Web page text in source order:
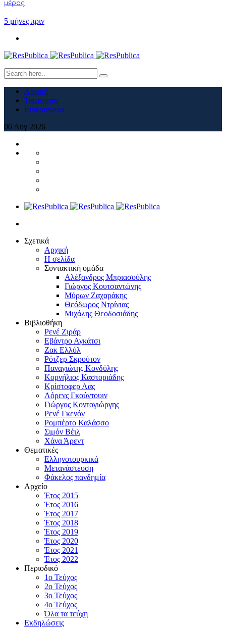
μέρος
5 μήνες πριν
Αρχική
Ταυτότητα
Επικοινωνία
06Αυγ 2026
Σχετικά
Αρχική
Η σελίδα
Συντακτική ομάδα
Αλέξανδρος Μπριασούλης
Γιώργος Κουτσαντώνης
Μύρων Ζαχαράκης
Θεόδωρος Ντρίνιας
Μιχάλης Θεοδοσιάδης
Βιβλιοθήκη
Ρενέ Ζιράρ
Εβάντρο Αγκάτσι
Ζακ Ελλύλ
Ρότζερ Σκρούτον
Παναγιώτης Κονδύλης
Κορνήλιος Καστοριάδης
Κρίστοφερ Λας
Λόρενς Γκούντουιν
Γιώργος Κοντογιώργης
Ρενέ Γκενόν
Ρομπέρτο Καλάσσο
Σιμόν Βέιλ
Χάνα Άρεντ
Θεματικές
Ελληνοτουρκικά
Μετανάστευση
Φάκελος πανδημία
Αρχείο
Έτος 2015
Έτος 2016
Έτος 2017
Έτος 2018
Έτος 2019
Έτος 2020
Έτος 2021
Έτος 2022
Περιοδικό
1ο Τεύχος
2ο Τεύχος
3ο Τεύχος
4o Τεύχος
Όλα τα τεύχη
Εκδηλώσεις